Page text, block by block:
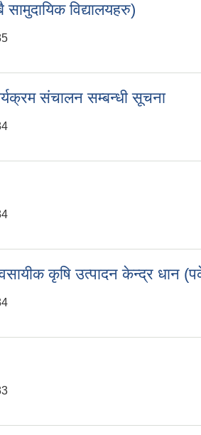
विद्यालयहरु)
संचालन सम्बन्धी सूचना
कृषि उत्पादन केन्द्र